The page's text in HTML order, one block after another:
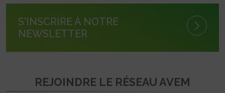
S'INSCRIRE À NOTRE
NEWSLETTER
REJOINDRE LE RÉSEAU AVEM